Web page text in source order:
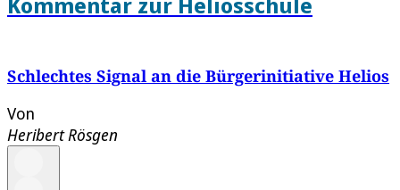
Schlechtes Signal an die Bürgerinitiative Helios
Von
Heribert Rösgen